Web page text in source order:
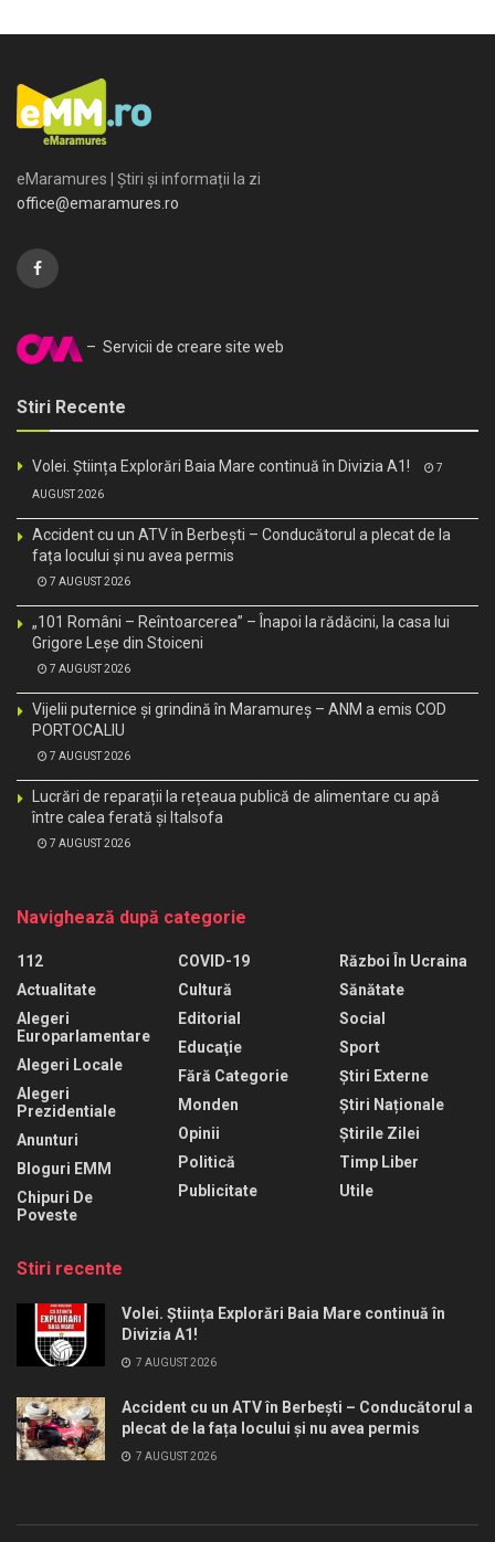
eMaramures | Știri și informații la zi
office@emaramures.ro
– Servicii de creare site web
Stiri Recente
Volei. Știința Explorări Baia Mare continuă în Divizia A1! 7
AUGUST 2026
Accident cu un ATV în Berbești – Conducătorul a plecat de la
fața locului și nu avea permis
7 AUGUST 2026
„101 Români – Reîntoarcerea” – Înapoi la rădăcini, la casa lui
Grigore Leșe din Stoiceni
7 AUGUST 2026
Vijelii puternice și grindină în Maramureș – ANM a emis COD
PORTOCALIU
7 AUGUST 2026
Lucrări de reparații la rețeaua publică de alimentare cu apă
între calea ferată și Italsofa
7 AUGUST 2026
Navighează după categorie
112
Actualitate
Alegeri
Europarlamentare
Alegeri Locale
Alegeri
Prezidentiale
Anunturi
Bloguri EMM
Chipuri De
Poveste
COVID-19
Cultură
Editorial
Educaţie
Fără Categorie
Monden
Opinii
Politică
Publicitate
Război În Ucraina
Sănătate
Social
Sport
Știri Externe
Știri Naționale
Știrile Zilei
Timp Liber
Utile
Stiri recente
Volei. Știința Explorări Baia Mare continuă în
Divizia A1!
7 AUGUST 2026
Accident cu un ATV în Berbești – Conducătorul a
plecat de la fața locului și nu avea permis
7 AUGUST 2026